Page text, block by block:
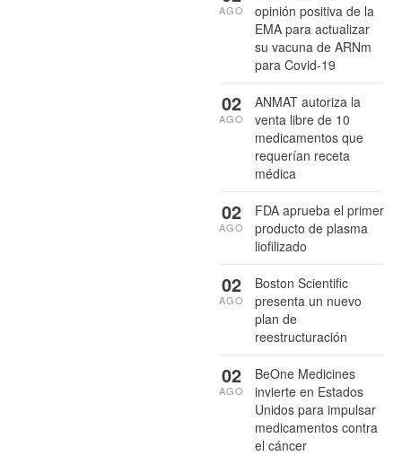
opinión positiva de la
EMA para actualizar
su vacuna de ARNm
para Covid-19
AGO
ANMAT autoriza la
venta libre de 10
medicamentos que
requerían receta
médica
02
AGO
FDA aprueba el primer
producto de plasma
liofilizado
02
AGO
Boston Scientific
presenta un nuevo
plan de
reestructuración
02
AGO
BeOne Medicines
invierte en Estados
Unidos para impulsar
medicamentos contra
el cáncer
02
AGO